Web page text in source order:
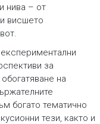
нива – от
висшето
за
на
богато тематично
тези, както и